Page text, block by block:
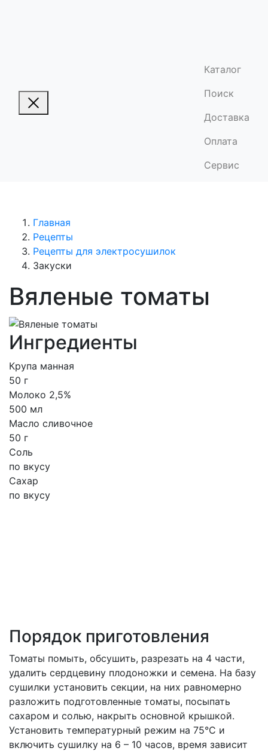
Каталог
Поиск
Доставка
Оплата
Сервис
Главная
Рецепты
Рецепты для электросушилок
Закуски
Вяленые томаты
Ингредиенты
Крупа манная
50 г
Молоко 2,5%
500 мл
Масло сливочное
50 г
Соль
по вкусу
Сахар
по вкусу
Порядок приготовления
Томаты помыть, обсушить, разрезать на 4 части,
удалить сердцевину плодоножки и семена. На базу
сушилки установить секции, на них равномерно
разложить подготовленные томаты, посыпать
сахаром и солью, накрыть основной крышкой.
Установить температурный режим на 75°C и
включить сушилку на 6 – 10 часов, время зависит